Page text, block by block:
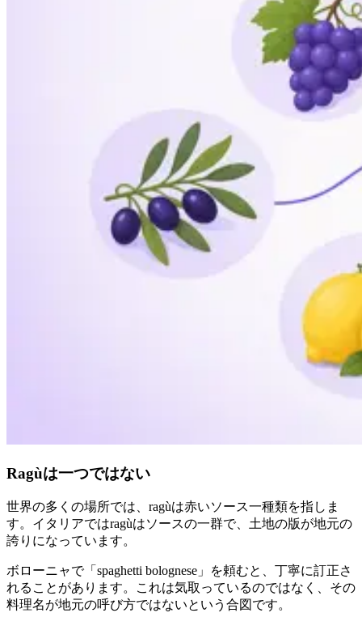
Ragùは一つではない
世界の多くの場所では、ragùは赤いソース一種類を指しま
す。イタリアではragùはソースの一群で、土地の版が地元の
誇りになっています。
ボローニャで「spaghetti bolognese」を頼むと、丁寧に訂正さ
れることがあります。これは気取っているのではなく、その
料理名が地元の呼び方ではないという合図です。